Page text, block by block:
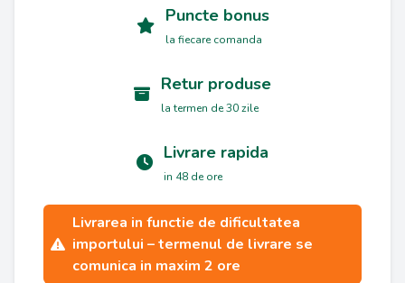
Puncte bonus
la fiecare comanda
Retur produse
la termen de 30 zile
Livrare rapida
in 48 de ore
Livrarea in functie de dificultatea
importului – termenul de livrare se
comunica in maxim 2 ore